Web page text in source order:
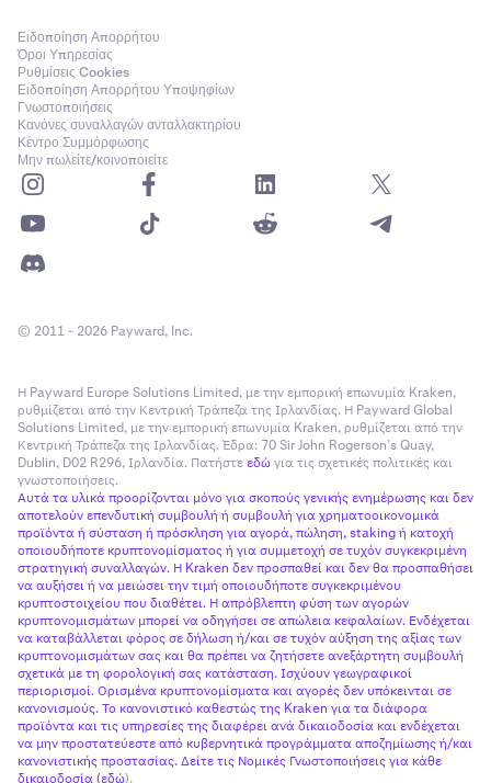
Ειδοποίηση Απορρήτου
Όροι Υπηρεσίας
Ρυθμίσεις Cookies
Ειδοποίηση Απορρήτου Υποψηφίων
Γνωστοποιήσεις
Κανόνες συναλλαγών ανταλλακτηρίου
Κέντρο Συμμόρφωσης
Μην πωλείτε/κοινοποιείτε
© 2011 - 2026 Payward, Inc.
Η Payward Europe Solutions Limited, με την εμπορική επωνυμία Kraken,
ρυθμίζεται από την Κεντρική Τράπεζα της Ιρλανδίας. Η Payward Global
Solutions Limited, με την εμπορική επωνυμία Kraken, ρυθμίζεται από την
Κεντρική Τράπεζα της Ιρλανδίας. Έδρα: 70 Sir John Rogerson’s Quay,
Dublin, D02 R296, Ιρλανδία. Πατήστεεδώγια τις σχετικές πολιτικές και
γνωστοποιήσεις.
Αυτά τα υλικά προορίζονται μόνο για σκοπούς γενικής ενημέρωσης και δεν
αποτελούν επενδυτική συμβουλή ή συμβουλή για χρηματοοικονομικά
προϊόντα ή σύσταση ή πρόσκληση για αγορά, πώληση, staking ή κατοχή
οποιουδήποτε κρυπτονομίσματος ή για συμμετοχή σε τυχόν συγκεκριμένη
στρατηγική συναλλαγών. Η Kraken δεν προσπαθεί και δεν θα προσπαθήσει
να αυξήσει ή να μειώσει την τιμή οποιουδήποτε συγκεκριμένου
κρυπτοστοιχείου που διαθέτει. Η απρόβλεπτη φύση των αγορών
κρυπτονομισμάτων μπορεί να οδηγήσει σε απώλεια κεφαλαίων. Ενδέχεται
να καταβάλλεται φόρος σε δήλωση ή/και σε τυχόν αύξηση της αξίας των
κρυπτονομισμάτων σας και θα πρέπει να ζητήσετε ανεξάρτητη συμβουλή
σχετικά με τη φορολογική σας κατάσταση. Ισχύουν γεωγραφικοί
περιορισμοί. Ορισμένα κρυπτονομίσματα και αγορές δεν υπόκεινται σε
κανονισμούς. Το κανονιστικό καθεστώς της Kraken για τα διάφορα
προϊόντα και τις υπηρεσίες της διαφέρει ανά δικαιοδοσία και ενδέχεται
να μην προστατεύεστε από κυβερνητικά προγράμματα αποζημίωσης ή/και
κανονιστικής προστασίας. Δείτε τις Νομικές Γνωστοποιήσεις για κάθε
δικαιοδοσία (εδώ).